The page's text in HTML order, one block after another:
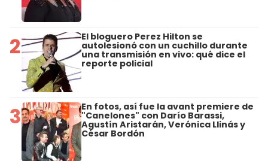
2 El bloguero Perez Hilton se
autolesionó con un cuchillo durante
una transmisión en vivo: qué dice el
reporte policial
3 En fotos, así fue la avant premiere de
"Canelones" con Darío Barassi,
Agustín Aristarán, Verónica Llinás y
César Bordón